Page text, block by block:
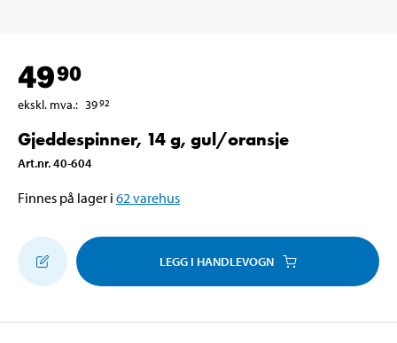
4990
ekskl. mva.: 3992
Gjeddespinner, 14 g, gul/oransje
Art.nr.40-604
Finnes på lager i 62 varehus
LEGG I HANDLEVOGN